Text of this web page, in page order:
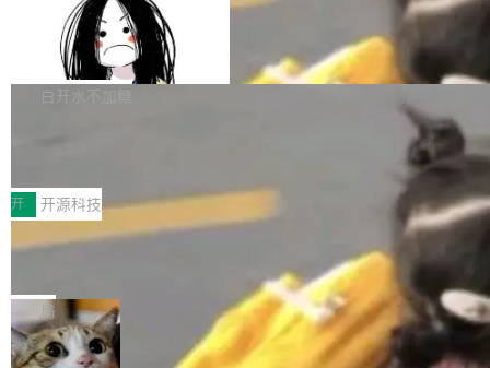
pedia 于去年底上线，定位为由人工智能生成内
容的百科平台，被马斯克视为传统众包百科网站
维基百科的替代方案。Lawfare 调查发现，无论
热门页面还是低关注度页面，均未出现近期更
eloadableResourceBundleMessageSource、
声明 LocaleResolver、注册 LocaleChangeInt
erceptor…五六步之后才能看到第一行翻译文
本。 Solon 换了个方式。整个 i18n 模块围绕三
Apache Doris 4.1 全面增强 Iceberg：
支持 UPDATE、MERGE INTO 与 Iceb
erg V3
Apache Doris 4.1 要补齐的，正是缺失的那一
半。在已有查询能力的基础上，Doris 进一步支
常维护操作，并完整支持 Iceberg V3 格式。
白开水不加糖
村国家自主创新示范区会议中心开幕。本届大会
由中关村智联软件服务业质量创新联盟主办，以
“智构可信·质创未来——AI原生时代的质量新范
式”为主题，直面AI从实验室走向规模化产业落地
的核心质量命题。会上，《2026智能研发生产力
工具选型手册》发布，Testin云测的Testin XAge
nt智能测试系统入选AI测试领域代表产品。对CI
开 开源科技
让非法状态不可表示：一篇关于 ADT
有一种东西，一旦用过就回不去了。Alex Fedos
eev 管它叫"软件设计的基石"。 他说的东西不新
鲜——代数数据类型（ADT），尤其是和类型
（sum type）。但他说清楚了一件事：这不是类
局
Cloudflare 开源内部企业 AI 平台 Clou